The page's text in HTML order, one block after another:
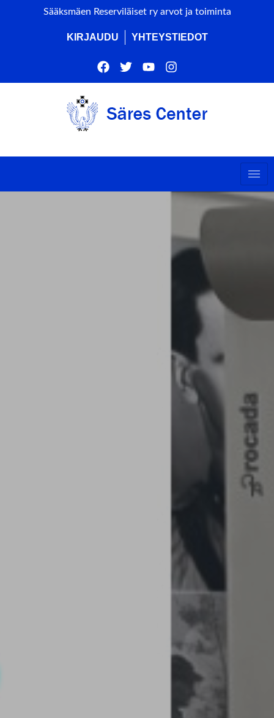
Sääksmäen Reserviläiset ry arvot ja toiminta
KIRJAUDU YHTEYSTIEDOT